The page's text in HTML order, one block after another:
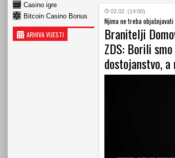
Casino igre
Bitcoin Casino Bonus
ARHIVA VIJESTI
02.02. (14:00)
Njima ne treba
Branitelji
ZDS: Borili
dostojanstvo,